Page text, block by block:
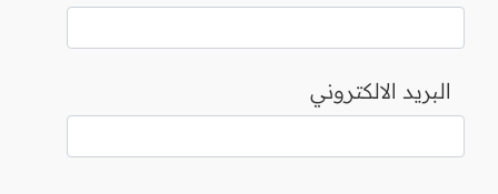
البريد الالكتروني